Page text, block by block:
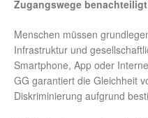
Zugangswege
Menschen müssen
Infrastruktur und
Smartphone, App oder
GG garantiert die Gleichheit
Diskriminierung aufgrund